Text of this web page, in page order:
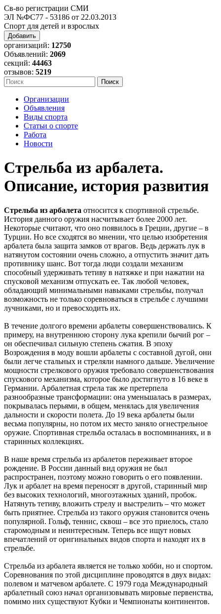
Св-во регистрации СМИ
ЭЛ №ФС77 - 53186 от 22.03.2013
Спорт для детей и взрослых
Добавить
организаций: 12750
Объявлений: 2069
секций: 44463
отзывов: 5219
Организации
Объявления
Виды спорта
Статьи о спорте
Работа
Новости
Стрельба из арбалета.
Описание, история развития
Стрельба из арбалета относится к спортивной стрельбе.
История данного оружия насчитывает более 2000 лет.
Некоторые считают, что оно появилось в Греции, другие – в
Турции. Но все сходятся во мнении, что целью изобретения
арбалета была защита замков от врагов. Ведь держать лук в
натянутом состоянии очень сложно, а отпустить значит дать
противнику шанс. Вот тогда люди создали механизм
способный удерживать тетиву в натяжке и при нажатии на
спусковой механизм отпускать ее. Так любой человек,
обладающий минимальными навыками стрельбы, получал
возможность не только соревноваться в стрельбе с лучшими
лучниками, но и превосходить их.
В течение долгого времени арбалеты совершенствовались. К
примеру, на внутреннюю сторону лука крепили бычий рог –
он обеспечивал сильную степень сжатия. В эпоху
Возрождения в моду вошли арбалеты с составной дугой, они
были легче стальных и стреляли намного дальше. Увеличение
мощности стрелкового оружия требовало совершенствования
спускового механизма, которое было достигнуто в 16 веке в
Германии. Арбалетная стрела так же претерпела
разнообразные трансформации: она уменьшалась в размерах,
покрывалась перьями, в общем, менялась для увеличения
дальности и скорости полета. До 19 века арбалеты были
весьма популярны, но потом их место заняло огнестрельное
оружие. Спортивная стрельба осталась в воспоминаниях, и в
старинных коллекциях.
В наше время стрельба из арбалетов переживает второе
рождение. В России данный вид оружия не был
распространен, поэтому можно говорить о его появлении.
Лук и арбалет на время переносят в другой, старинный мир
без высоких технологий, многоэтажных зданий, пробок.
Натянуть тетиву, вложить стрелу и выстрелить – что может
быть приятнее. Стрельба из такого оружия становится очень
популярной. Гольф, теннис, сквош – все это приелось, стало
старомодным и неинтересным. Теперь все ищут новых
впечатлений от оригинальных видов спорта и находят их в
стрельбе.
Стрельба из арбалета является не только хобби, но и спортом.
Соревнования по этой дисциплине проводятся в двух видах:
полевом и матчевом арбалете. С 1979 года Международный
арбалетный союз начал организовывать мировые первенства,
помимо них существуют Кубки и Чемпионаты континентов.